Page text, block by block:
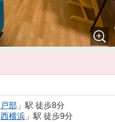
戸部 」駅 徒歩8分
西横浜」駅 徒歩9分